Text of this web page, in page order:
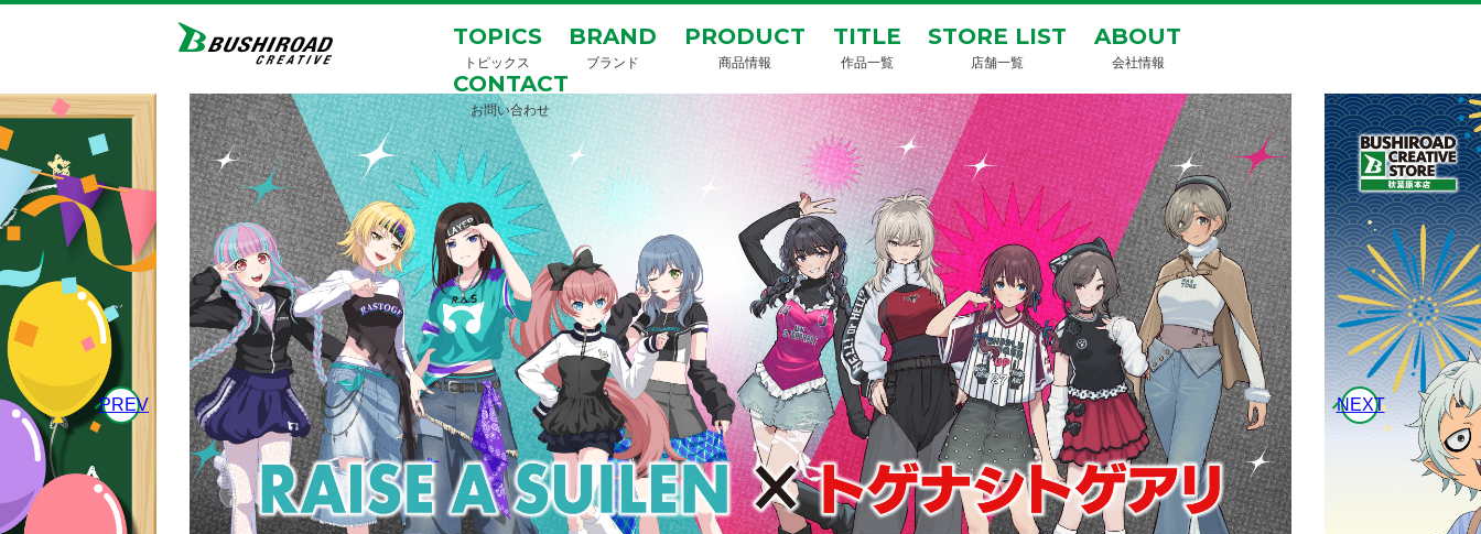
TOPICS
トピックス
BRAND
ブランド
PRODUCT
商品情報
TITLE
作品一覧
STORE LIST
店舗一覧
ABOUT
会社情報
CONTACT
お問い合わせ
PREV NEXT